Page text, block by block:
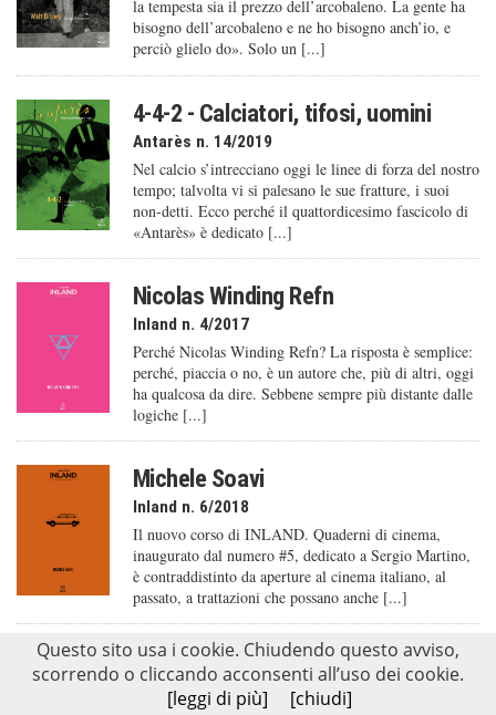
la tempesta sia il prezzo dell’arcobaleno. La gente ha
bisogno dell’arcobaleno e ne ho bisogno anch’io, e
perciò glielo do». Solo un [...]
4-4-2 - Calciatori, tifosi, uomini
Antarès n. 14/2019
Nel calcio s’intrecciano oggi le linee di forza del nostro
tempo; talvolta vi si palesano le sue fratture, i suoi
non-detti. Ecco perché il quattordicesimo fascicolo di
«Antarès» è dedicato [...]
Nicolas Winding Refn
Inland n. 4/2017
Perché Nicolas Winding Refn? La risposta è semplice:
perché, piaccia o no, è un autore che, più di altri, oggi
ha qualcosa da dire. Sebbene sempre più distante dalle
logiche [...]
Michele Soavi
Inland n. 6/2018
Il nuovo corso di INLAND. Quaderni di cinema,
inaugurato dal numero #5, dedicato a Sergio Martino,
è contraddistinto da aperture al cinema italiano, al
passato, a trattazioni che possano anche [...]
Ultimi post dalBLOG
Questo sito usa i cookie. Chiudendo questo avviso,
scorrendo o cliccando acconsenti all’uso dei cookie.
[leggi di più]
[chiudi]